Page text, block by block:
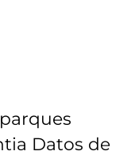
Datos de